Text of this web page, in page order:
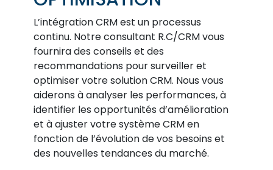
L’intégration CRM est un processus
continu. Notre consultant R.C/CRM vous
fournira des conseils et des
recommandations pour surveiller et
optimiser votre solution CRM. Nous vous
aiderons à analyser les performances, à
identifier les opportunités d’amélioration
et à ajuster votre système CRM en
fonction de l’évolution de vos besoins et
des nouvelles tendances du marché.